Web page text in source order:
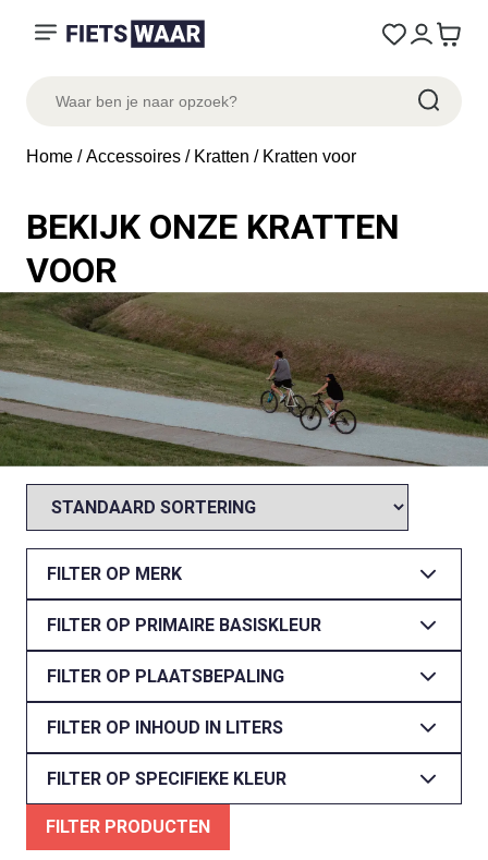
Home /Accessoires / Kratten / Kratten voor
BEKIJK ONZE KRATTEN
VOOR
FILTER OP MERK
FILTER OP PRIMAIRE BASISKLEUR
FILTER OP PLAATSBEPALING
FILTER OP INHOUD IN LITERS
FILTER OP SPECIFIEKE KLEUR
FILTER PRODUCTEN